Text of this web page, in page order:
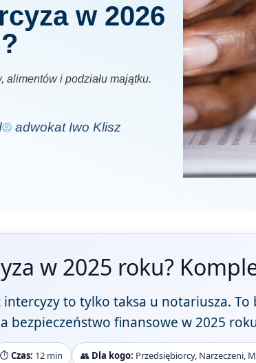
w 2026
i podziału majątku.
adwokat Iwo Klisz
w 2025 roku?
intercyzy to tylko taksa u notariusza.
bezpieczeństwo finansowe w 2025
⏱️ Czas: 12 min 👥 Dla kogo: Przedsiębiorcy, Narzeczeni,